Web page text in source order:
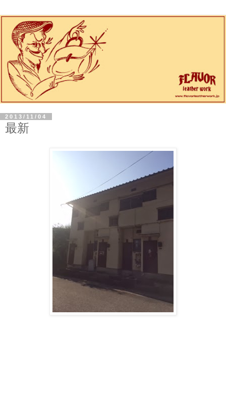
2013/11/04
最新